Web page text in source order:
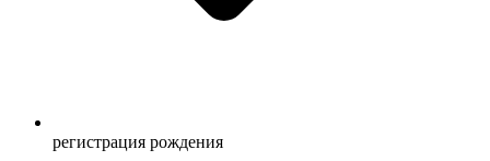
регистрация рождения